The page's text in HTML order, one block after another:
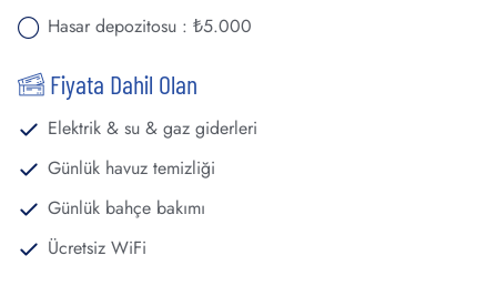
Hasar depozitosu : ₺5.000
Fiyata Dahil Olan
Elektrik & su & gaz giderleri
Günlük havuz temizliği
Günlük bahçe bakımı
Ücretsiz WiFi